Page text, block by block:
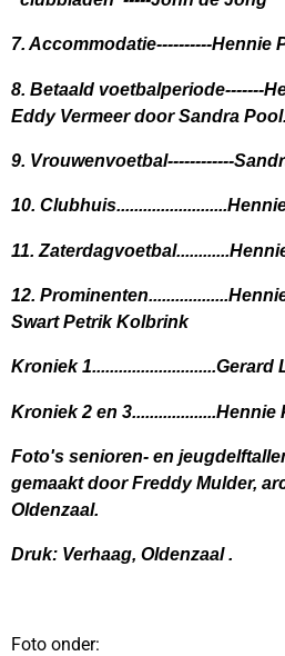
7. Accommodatie----------Hennie
8. Betaald voetbalperiode-------
Eddy Vermeer door Sandra Pool.
9. Vrouwenvoetbal------------
10.
11.
12.
Swart Petrik Kolbrink
Kroniek
Kroniek 2 en 3...................Hennie
Foto's senioren- en
gemaakt door Freddy Mulder,
Oldenzaal.
Druk: Verhaag, Oldenzaal .
Foto onder: